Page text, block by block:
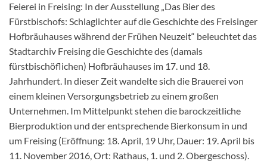
Feierei in Freising: In der Ausstellung „Das Bier des
Fürstbischofs: Schlaglichter auf die Geschichte des Freisinger
Hofbräuhauses während der Frühen Neuzeit“ beleuchtet das
Stadtarchiv Freising die Geschichte des (damals
fürstbischöflichen) Hofbräuhauses im 17. und 18.
Jahrhundert. In dieser Zeit wandelte sich die Brauerei von
einem kleinen Versorgungsbetrieb zu einem großen
Unternehmen. Im Mittelpunkt stehen die barockzeitliche
Bierproduktion und der entsprechende Bierkonsum in und
um Freising (Eröffnung: 18. April, 19 Uhr, Dauer: 19. April bis
11. November 2016, Ort: Rathaus, 1. und 2. Obergeschoss).